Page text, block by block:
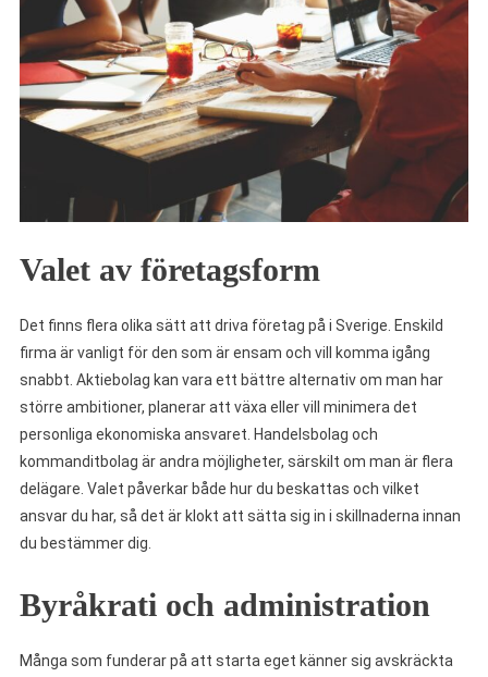
Valet av företagsform
Det finns flera olika sätt att driva företag på i Sverige. Enskild
firma är vanligt för den som är ensam och vill komma igång
snabbt. Aktiebolag kan vara ett bättre alternativ om man har
större ambitioner, planerar att växa eller vill minimera det
personliga ekonomiska ansvaret. Handelsbolag och
kommanditbolag är andra möjligheter, särskilt om man är flera
delägare. Valet påverkar både hur du beskattas och vilket
ansvar du har, så det är klokt att sätta sig in i skillnaderna innan
du bestämmer dig.
Byråkrati och administration
Många som funderar på att starta eget känner sig avskräckta